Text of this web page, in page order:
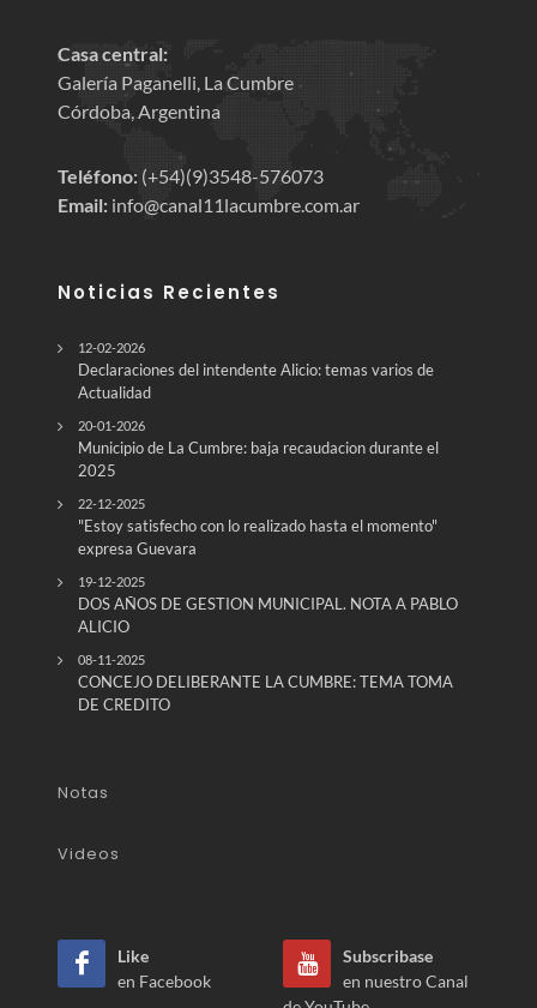
Casa central:
Galería Paganelli, La Cumbre
Córdoba, Argentina
Teléfono: (+54)(9)3548-576073
Email: info@canal11lacumbre.com.ar
Noticias Recientes
12-02-2026
Declaraciones del intendente Alicio: temas varios de
Actualidad
20-01-2026
Municipio de La Cumbre: baja recaudacion durante el
2025
22-12-2025
"Estoy satisfecho con lo realizado hasta el momento"
expresa Guevara
19-12-2025
DOS AÑOS DE GESTION MUNICIPAL. NOTA A PABLO
ALICIO
08-11-2025
CONCEJO DELIBERANTE LA CUMBRE: TEMA TOMA
DE CREDITO
Notas
Videos
Like
en Facebook
Subscribase
en nuestro Canal